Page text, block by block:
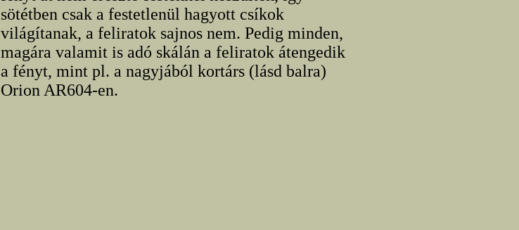
sötétben csak a festetlenül hagyott csíkok
világítanak, a feliratok sajnos nem. Pedig minden,
magára valamit is adó skálán a feliratok átengedik
a fényt, mint pl. a nagyjából kortárs (lásd balra)
Orion AR604-en.